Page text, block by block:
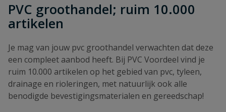
PVC groothandel; ruim 10.000
artikelen
Je mag van jouw pvc groothandel verwachten dat deze
een compleet aanbod heeft. Bij PVC Voordeel vind je
ruim 10.000 artikelen op het gebied van pvc, tyleen,
drainage en rioleringen, met natuurlijk ook alle
benodigde bevestigingsmaterialen en gereedschap!